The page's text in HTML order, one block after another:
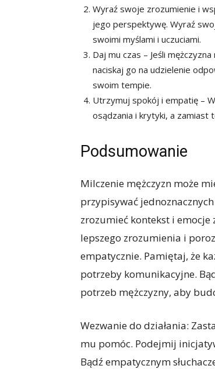
Wyraź swoje zrozumienie i
jego perspektywę. Wyraź
swoimi myślami i uczuciami.
Daj mu czas – Jeśli
naciskaj go na udzielenie
swoim tempie.
Utrzymuj spokój i empatię –
osądzania i krytyki, a zamiast
Podsumowanie
Milczenie mężczyzn może
przypisywać
zrozumieć kontekst i emocje
lepszego zrozumienia i
empatycznie. Pamiętaj, że
potrzeby komunikacyjne.
potrzeb mężczyzny, aby
Wezwanie do działania:
mu pomóc. Podejmij
Bądź empatycznym